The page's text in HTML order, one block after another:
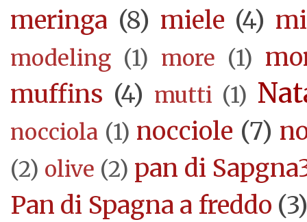
meringa (8) miele (4)
modeling (1) more (1)
muffins (4) mutti (1)
nocciola (1) nocciole (7)
(2) olive (2) pan di
Pan di Spagna a freddo (3)